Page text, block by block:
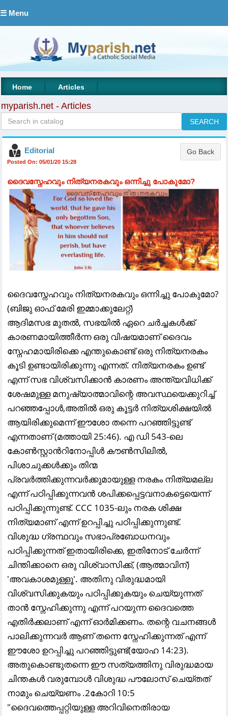
☰ Menu
Home Articles
myparish.net - Articles
Editorial
Posted On: 05/01/20 15:28
ദൈവസ്നേഹവും നിത്യനരകവും ഒന്നിച്ചു പോകുമോ?
ദൈവസ്നേഹവും നിത്യനരകവും ഒന്നിച്ചു പോകുമോ?
(ബിജു ഓഫ് മേരി ഇമ്മാക്കുലേറ്റ്)
ആദിമസഭ മുതൽ, സഭയിൽ ഏറെ ചർച്ചകൾക്ക്
കാരണമായിത്തീർന്ന ഒരു വിഷയമാണ് ദൈവം
സ്നേഹമായിരിക്കെ എന്തുകൊണ്ട് ഒരു നിത്യനരകം
കൂടി ഉണ്ടായിരിക്കുന്നു എന്നത്. നിത്യനരകം ഉണ്ട്
എന്ന് സഭ വിശ്വസിക്കാൻ കാരണം അന്ത്യവിധിക്ക്
ശേഷമുള്ള മനുഷ്യാത്മാവിന്റെ അവസ്ഥയെക്കുറിച്ച്
പറഞ്ഞപ്പോൾ,അതിൽ ഒരു കൂട്ടർ നിത്യശിക്ഷയിൽ
ആയിരിക്കുമെന്ന് ഈശോ തന്നെ പറഞ്ഞിട്ടുണ്ട്
എന്നതാണ് (മത്തായി 25:46). എ ഡി 543-ലെ
കോൺസ്റ്റാൻറിനോപ്പിൾ കൗൺസിലിൽ,
പിശാചുക്കൾക്കും തിന്മ
പ്രവർത്തിക്കുന്നവർക്കുമായുള്ള നരകം നിത്യമല്ല
എന്ന് പഠിപ്പിക്കുന്നവൻ ശപിക്കപ്പെട്ടവനാകട്ടെയെന്ന്
പഠിപ്പിക്കുന്നുണ്ട്. CCC 1035-ലും നരക ശിക്ഷ
നിത്യമാണ് എന്ന് ഉറപ്പിച്ചു പഠിപ്പിക്കുന്നുണ്ട്.
വിശുദ്ധ ഗ്രന്ഥവും സഭാപ്രബോധനവും
പഠിപ്പിക്കുന്നത് ഇതായിരിക്കെ, ഇതിനോട് ചേർന്ന്
ചിന്തിക്കാനെ ഒരു വിശ്വാസിക്ക്, (ആത്മാവിന്)
'അവകാശമുള്ളൂ'. അതിനു വിരുദ്ധമായി
വിശ്വസിക്കുകയും പഠിപ്പിക്കുകയും ചെയ്യുന്നത്
താൻ സ്നേഹിക്കുന്നു എന്ന് പറയുന്ന ദൈവത്തെ
എതിർക്കലാണ് എന്ന് ഓർമിക്കണം. തന്റെ വചനങ്ങൾ
പാലിക്കുന്നവർ ആണ് തന്നെ സ്നേഹിക്കുന്നത് എന്ന്
ഈശോ ഉറപ്പിച്ചു പറഞ്ഞിട്ടുണ്ട്(യോഹ 14:23).
അതുകൊണ്ടുതന്നെ ഈ സത്യത്തിനു വിരുദ്ധമായ
ചിന്തകൾ വരുമ്പോൾ വിശുദ്ധ പൗലോസ് ചെയ്തത്
നാമും ചെയ്യണം .2കോറി 10:5
"ദൈവത്തെപ്പറ്റിയുള്ള അറിവിനെതിരായ